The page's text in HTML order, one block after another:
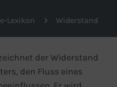
Lexikon Widerstand
der Widerstand
den Fluss eines